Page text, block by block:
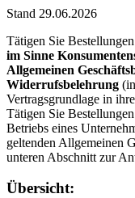
Stand 29.06.2026
Tätigen Sie
im Sinne
Allgemeinen
Widerrufsbelehrung
Vertragsgrundlage in
Tätigen Sie
Betriebs eines
geltenden Allgemeinen
unteren Abschnitt zur
Übersicht: